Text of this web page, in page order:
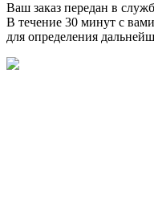
Ваш заказ передан в
В течение 30 минут с
для определения